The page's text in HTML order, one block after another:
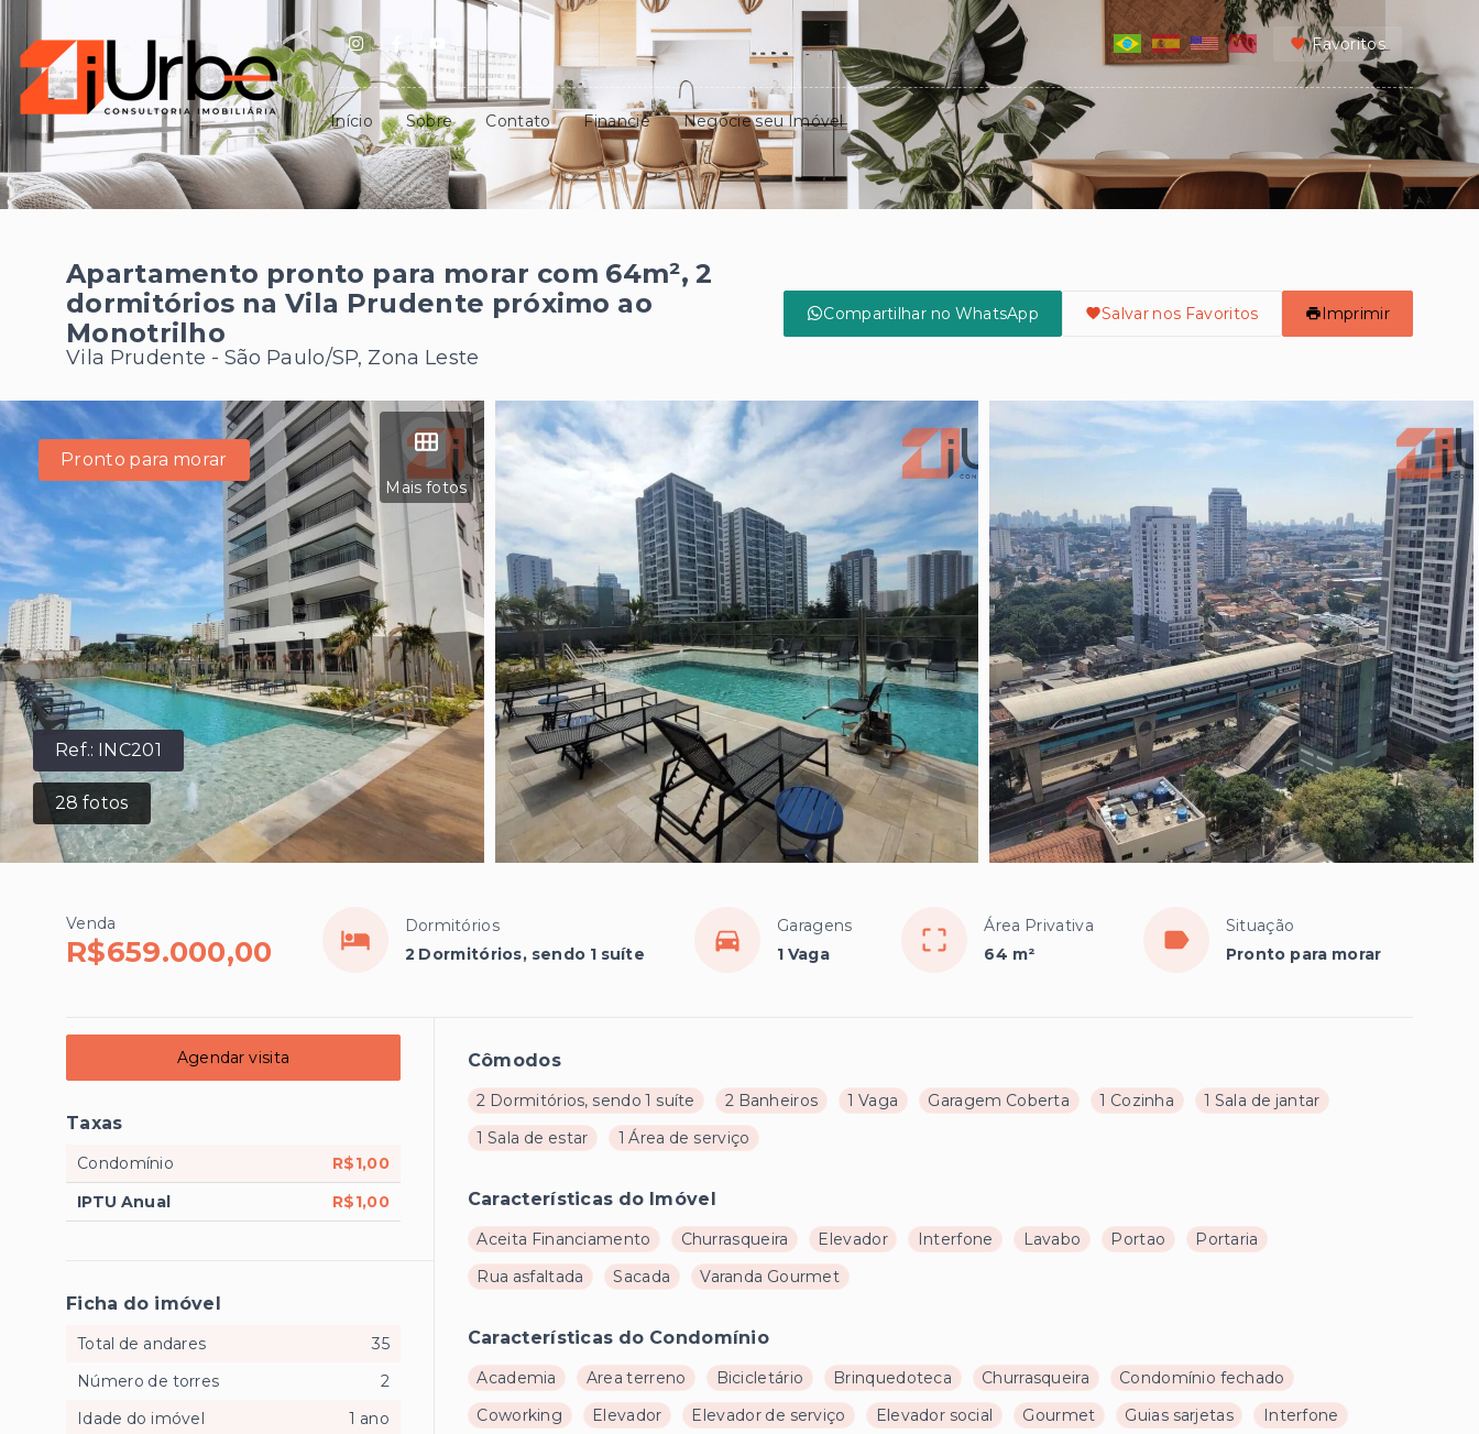
Favoritos
Início Sobre Contato Financie Negocie seu Imóvel
Apartamento pronto para morar com 64m², 2
dormitórios na Vila Prudente próximo ao
Monotrilho
Vila Prudente - São Paulo/SP, Zona Leste
Compartilhar no WhatsApp Salvar nos Favoritos Imprimir
Ref.: INC201
28 fotos
Mais fotos
Pronto para morar
Venda
R$659.000,00
Dormitórios
2 Dormitórios, sendo 1 suíte
Garagens
1 Vaga
Área Privativa
64 m²
Situação
Pronto para morar
Cômodos
2 Dormitórios, sendo 1 suíte 2 Banheiros 1 Vaga Garagem Coberta 1 Cozinha
1 Sala de jantar
1 Sala de estar
1 Área de serviço
Características do Imóvel
Aceita Financiamento Churrasqueira Elevador Interfone Lavabo Portao
Portaria
Rua asfaltada
Sacada Varanda Gourmet
Características do Condomínio
Academia Area terreno Bicicletário Brinquedoteca Churrasqueira
Condomínio fechado
Coworking
Elevador Elevador de serviço Elevador social Gourmet Guias sarjetas
Interfone
Agendar visita
Taxas
Condomínio
R$1,00
IPTU Anual
R$1,00
Ficha do imóvel
Total de andares
35
Número de torres
2
Idade do imóvel
1 ano